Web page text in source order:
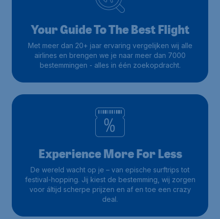
Your Guide To The Best Flight
Met meer dan 20+ jaar ervaring vergelijken wij alle
airlines en brengen we je naar meer dan 7000
bestemmingen - alles in één zoekopdracht.
Experience More For Less
De wereld wacht op je – van epische surftrips tot
festival-hopping. Jij kiest de bestemming, wij zorgen
voor áltijd scherpe prijzen en af en toe een crazy
deal.